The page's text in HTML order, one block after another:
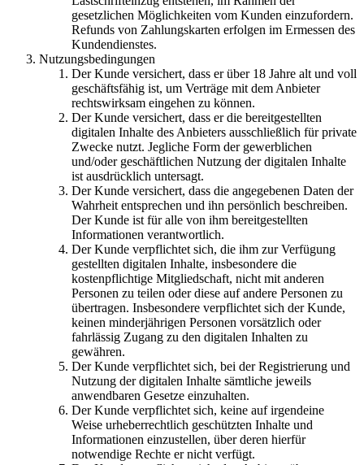
gesetzlichen Möglichkeiten vom Kunden einzufordern.
Refunds von Zahlungskarten erfolgen im Ermessen des
Kundendienstes.
Nutzungsbedingungen
Der Kunde versichert, dass er über 18 Jahre alt und voll
geschäftsfähig ist, um Verträge mit dem Anbieter
rechtswirksam eingehen zu können.
Der Kunde versichert, dass er die bereitgestellten
digitalen Inhalte des Anbieters ausschließlich für private
Zwecke nutzt. Jegliche Form der gewerblichen
und/oder geschäftlichen Nutzung der digitalen Inhalte
ist ausdrücklich untersagt.
Der Kunde versichert, dass die angegebenen Daten der
Wahrheit entsprechen und ihn persönlich beschreiben.
Der Kunde ist für alle von ihm bereitgestellten
Informationen verantwortlich.
Der Kunde verpflichtet sich, die ihm zur Verfügung
gestellten digitalen Inhalte, insbesondere die
kostenpflichtige Mitgliedschaft, nicht mit anderen
Personen zu teilen oder diese auf andere Personen zu
übertragen. Insbesondere verpflichtet sich der Kunde,
keinen minderjährigen Personen vorsätzlich oder
fahrlässig Zugang zu den digitalen Inhalten zu
gewähren.
Der Kunde verpflichtet sich, bei der Registrierung und
Nutzung der digitalen Inhalte sämtliche jeweils
anwendbaren Gesetze einzuhalten.
Der Kunde verpflichtet sich, keine auf irgendeine
Weise urheberrechtlich geschützten Inhalte und
Informationen einzustellen, über deren hierfür
notwendige Rechte er nicht verfügt.